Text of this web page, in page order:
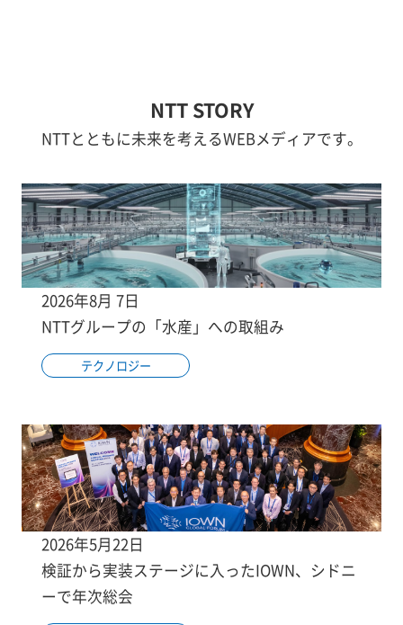
NTT STORY
NTTとともに未来を考えるWEBメディアです。
2026年8月 7日
NTTグループの「水産」への取組み
テクノロジー
2026年5月22日
検証から実装ステージに入ったIOWN、シドニ
ーで年次総会